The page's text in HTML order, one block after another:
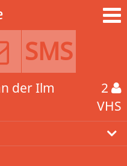
SMS
der Ilm
2
VHS